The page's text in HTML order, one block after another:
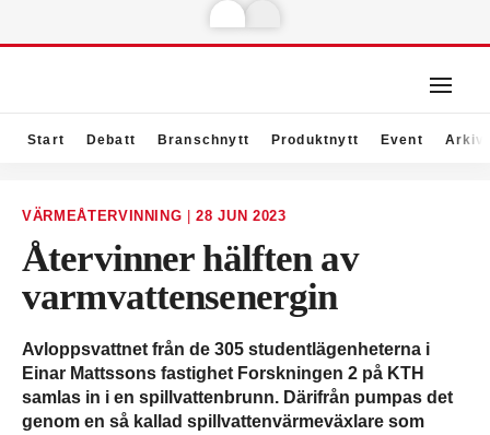
Start Debatt Branschnytt Produktnytt Event Arkiv
VÄRMEÅTERVINNING 28 JUN 2023
Återvinner hälften av
varmvattensenergin
Avloppsvattnet från de 305 studentlägenheterna i
Einar Mattssons fastighet Forskningen 2 på KTH
samlas in i en spillvattenbrunn. Därifrån pumpas det
genom en så kallad spillvattenvärmeväxlare som